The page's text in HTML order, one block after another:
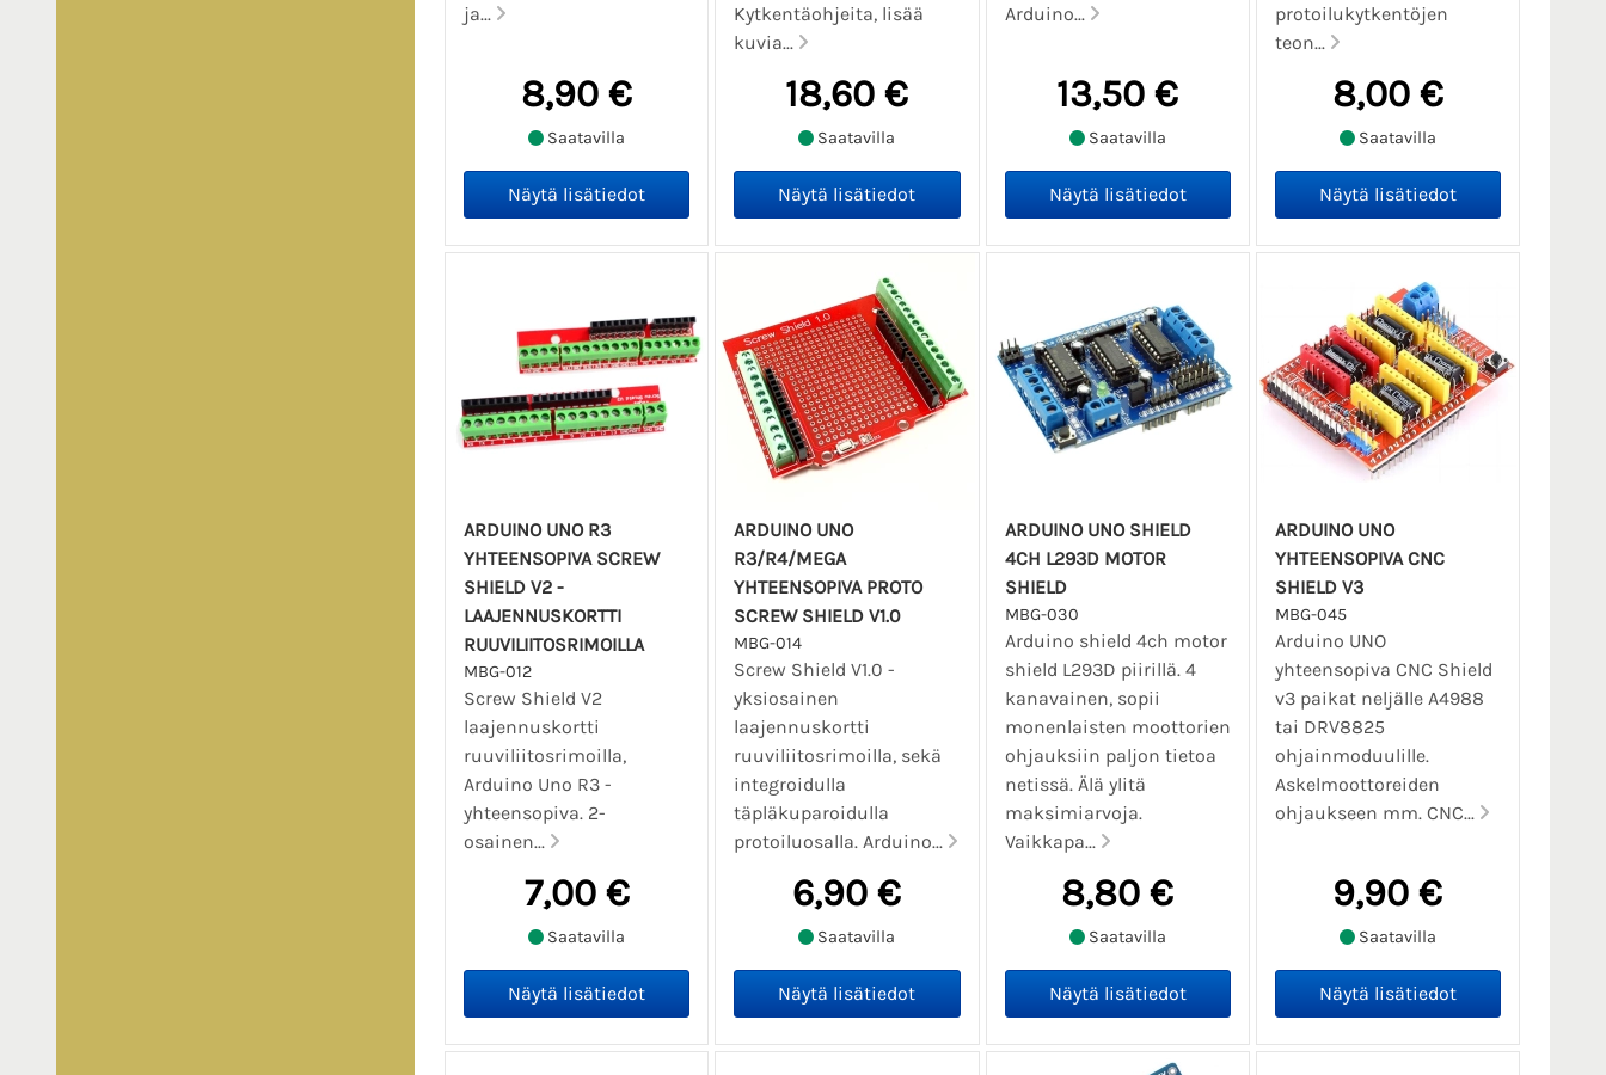
ja...
8,90 €
Saatavilla
Kytkentäohjeita, lisää
kuvia...
18,60 €
Saatavilla
Arduino...
13,50 €
Saatavilla
protoilukytkentöjen
teon...
8,00 €
Saatavilla
ARDUINO UNO R3
YHTEENSOPIVA SCREW
SHIELD V2 -
LAAJENNUSKORTTI
RUUVILIITOSRIMOILLA
MBG-012
Screw Shield V2
laajennuskortti
ruuviliitosrimoilla,
Arduino Uno R3 -
yhteensopiva. 2-
osainen...
7,00 €
Saatavilla
ARDUINO UNO
R3/R4/MEGA
YHTEENSOPIVA PROTO
SCREW SHIELD V1.0
MBG-014
Screw Shield V1.0 -
yksiosainen
laajennuskortti
ruuviliitosrimoilla, sekä
integroidulla
täpläkuparoidulla
protoiluosalla. Arduino...
6,90 €
Saatavilla
ARDUINO UNO SHIELD
4CH L293D MOTOR
SHIELD
MBG-030
Arduino shield 4ch motor
shield L293D piirillä. 4
kanavainen, sopii
monenlaisten moottorien
ohjauksiin paljon tietoa
netissä. Älä ylitä
maksimiarvoja.
Vaikkapa...
8,80 €
Saatavilla
ARDUINO UNO
YHTEENSOPIVA CNC
SHIELD V3
MBG-045
Arduino UNO
yhteensopiva CNC Shield
v3 paikat neljälle A4988
tai DRV8825
ohjainmoduulille.
Askelmoottoreiden
ohjaukseen mm. CNC...
9,90 €
Saatavilla